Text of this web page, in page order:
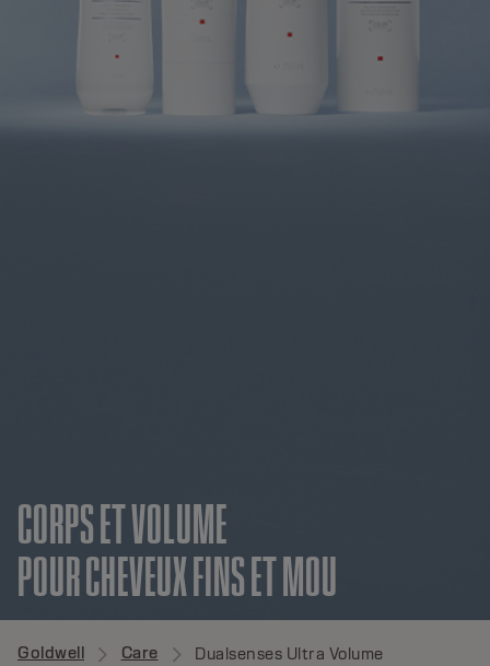
CORPS ET VOLUME
POUR CHEVEUX FINS ET MOU
Goldwell Care Dualsenses Ultra Volume